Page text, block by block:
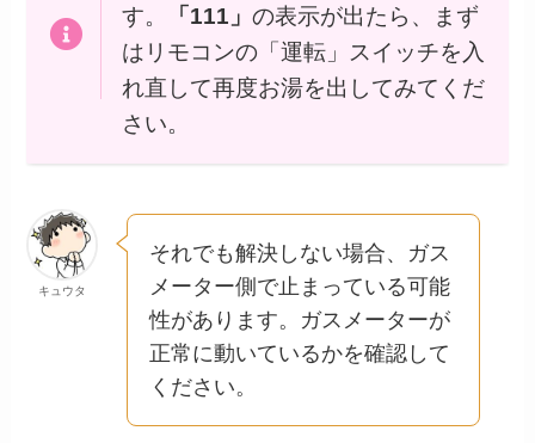
す。
「111」の表示が出たら、まず
はリモコンの「運転」スイッチを入
れ直して再度お湯を出してみてくだ
さい。
キュウタ
それでも解決しない場合、ガス
メーター側で止まっている可能
性があります。ガスメーターが
正常に動いているかを確認して
ください。